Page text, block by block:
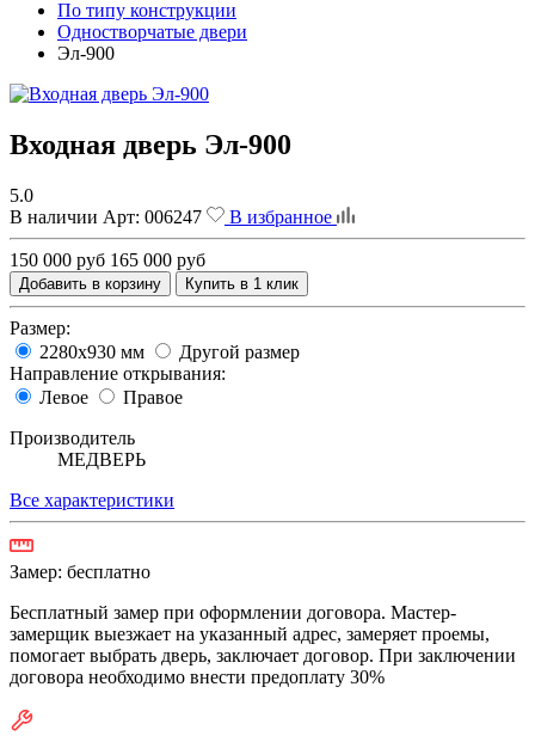
По типу конструкции
Одностворчатые двери
Эл-900
Входная дверь Эл-900
5.0
В наличии Арт: 006247 В избранное
150 000 руб 165 000 руб
Добавить в корзину Купить в 1 клик
Размер:
2280x930 мм
Другой размер
Направление открывания:
Левое
Правое
Производитель
МЕДВЕРЬ
Все характеристики
Замер: бесплатно
Бесплатный замер при оформлении договора. Мастер-
замерщик выезжает на указанный адрес, замеряет проемы,
помогает выбрать дверь, заключает договор. При заключении
договора необходимо внести предоплату 30%